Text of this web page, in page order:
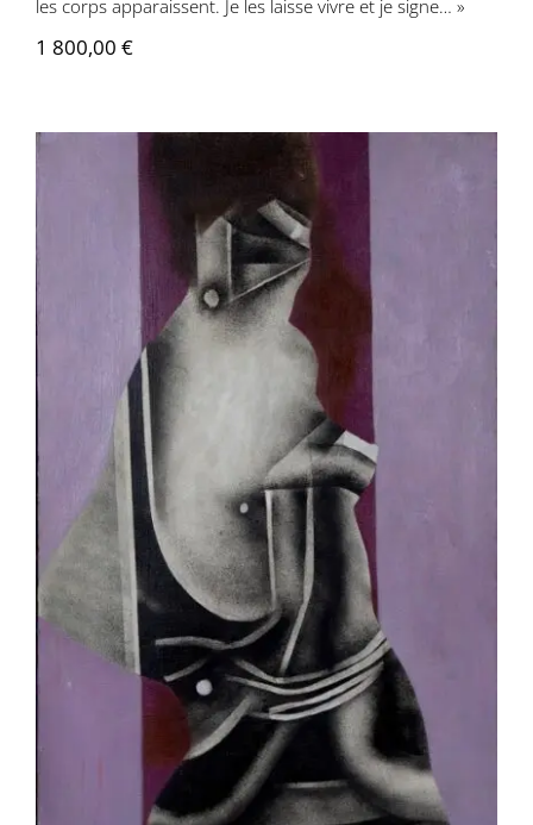
les corps apparaissent. Je les laisse vivre et je signe… »
1 800,00 €
Jean-Pierre Le Boul’ch – Femme au
cœur noir